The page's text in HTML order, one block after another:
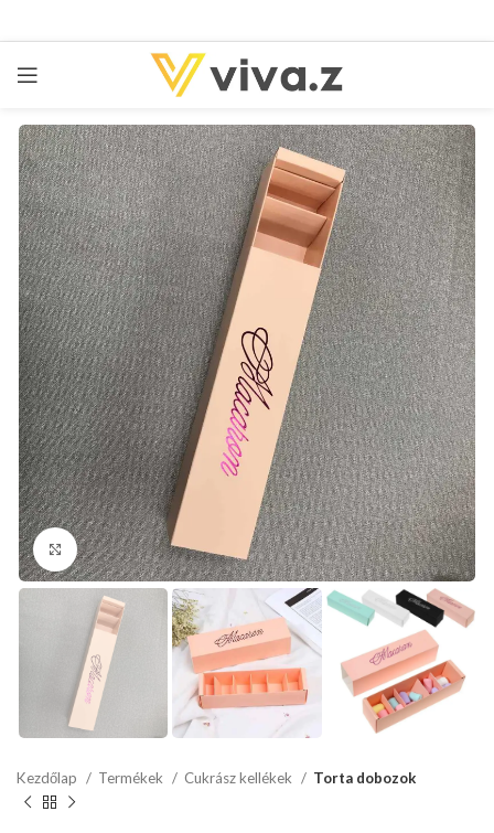
kattints a kinagyításhoz
Kezdőlap Termékek Cukrász kellékek Torta dobozok